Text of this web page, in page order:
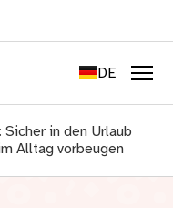
DE
LU
in den Urlaub
Alltag vorbeugen